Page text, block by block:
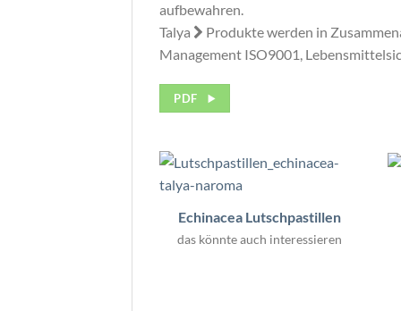
aufbewahren.
Talya
Produkte werden in
Management ISO9001,
PDF
Echinacea Lutschpastillen
das könnte auch interessieren